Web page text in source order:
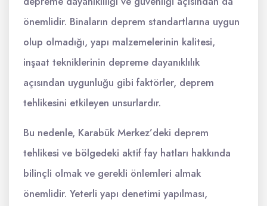
önemlidir. Binaların deprem standartlarına uygun
olup olmadığı, yapı malzemelerinin kalitesi,
inşaat tekniklerinin depreme dayanıklılık
açısından uygunluğu gibi faktörler, deprem
tehlikesini etkileyen unsurlardır.
Bu nedenle, Karabük Merkez’deki deprem
tehlikesi ve bölgedeki aktif fay hatları hakkında
bilinçli olmak ve gerekli önlemleri almak
önemlidir. Yeterli yapı denetimi yapılması,